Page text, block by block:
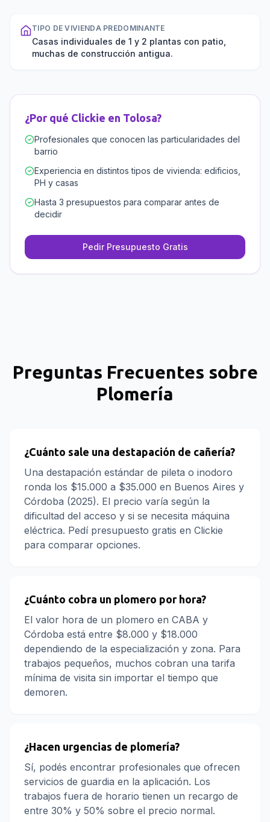
TIPO DE VIVIENDA PREDOMINANTE
Casas individuales de 1 y 2 plantas con patio,
muchas de construcción antigua.
¿Por qué Clickie en Tolosa?
Profesionales que conocen las particularidades del
barrio
Experiencia en distintos tipos de vivienda: edificios,
PH y casas
Hasta 3 presupuestos para comparar antes de
decidir
Pedir Presupuesto Gratis
Preguntas Frecuentes sobre
Plomería
¿Cuánto sale una destapación de cañería?
Una destapación estándar de pileta o inodoro
ronda los $15.000 a $35.000 en Buenos Aires y
Córdoba (2025). El precio varía según la
dificultad del acceso y si se necesita máquina
eléctrica. Pedí presupuesto gratis en Clickie
para comparar opciones.
¿Cuánto cobra un plomero por hora?
El valor hora de un plomero en CABA y
Córdoba está entre $8.000 y $18.000
dependiendo de la especialización y zona. Para
trabajos pequeños, muchos cobran una tarifa
mínima de visita sin importar el tiempo que
demoren.
¿Hacen urgencias de plomería?
Sí, podés encontrar profesionales que ofrecen
servicios de guardia en la aplicación. Los
trabajos fuera de horario tienen un recargo de
entre 30% y 50% sobre el precio normal.